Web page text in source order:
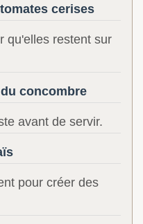
cerises
qu'elles restent sur
concombre
avant de servir.
pour créer des